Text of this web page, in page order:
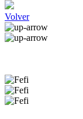
Volver